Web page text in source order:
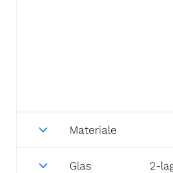
Materiale
Glas 2-